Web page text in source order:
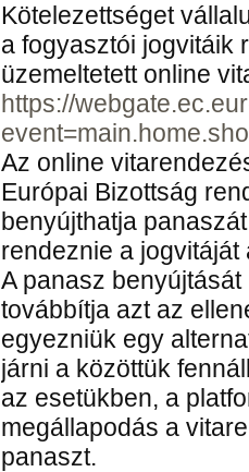
Kötelezettséget
a fogyasztói jogvitáik
üzemeltetett online
https://
Az online
Európai Bizottság
benyújthatja
rendeznie a
A panasz
továbbítja azt az
egyezniük egy
járni a közöttük
az esetükben, a
megállapodás a
panaszt.